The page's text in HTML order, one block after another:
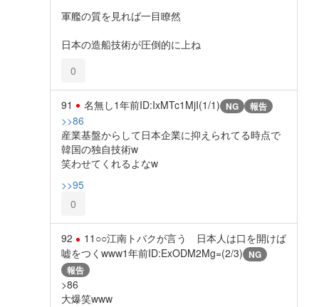
軍艦の質を見れば一目瞭然
日本の造船技術が圧倒的に上ね
0
91 名無し1年前ID:IxMTc1MjI(1/1) NG 報告
>>86
産業基盤からして日本企業に抑えられてる時点で
韓国の独自技術w
笑わせてくれるよなw
>>95
0
92
11○○江南トバクが言う 日本人は口を開けば
嘘をつくwww1年前ID:ExODM2Mg=(2/3) NG
報告
>86
大爆笑www